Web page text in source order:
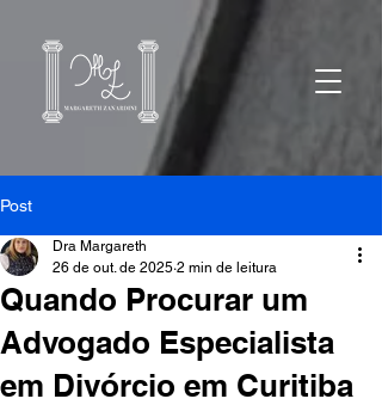
Post
Quando Procurar um
Advogado Especialista
em Divórcio em Curitiba
Dra Margareth
26 de out. de 2025 2 min de leitura